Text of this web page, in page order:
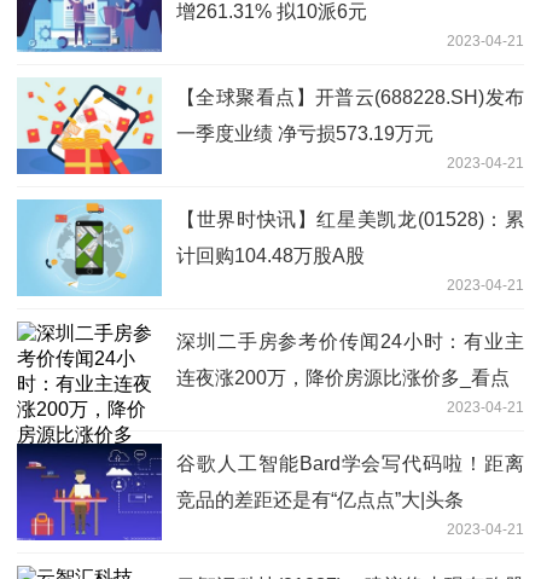
增261.31% 拟10派6元
2023-04-21
【全球聚看点】开普云(688228.SH)发布
一季度业绩 净亏损573.19万元
2023-04-21
【世界时快讯】红星美凯龙(01528)：累
计回购104.48万股A股
2023-04-21
深圳二手房参考价传闻24小时：有业主
连夜涨200万，降价房源比涨价多_看点
2023-04-21
谷歌人工智能Bard学会写代码啦！距离
竞品的差距还是有“亿点点”大|头条
2023-04-21